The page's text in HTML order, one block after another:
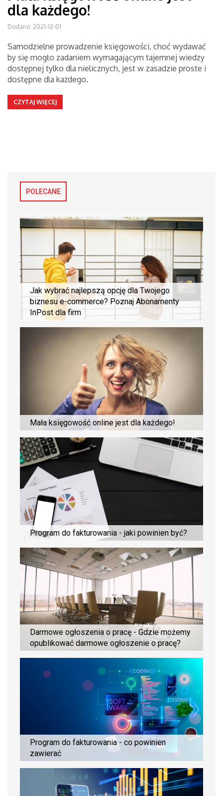
dla każdego!
Dodano: 2021-12-01
Samodzielne prowadzenie księgowości, choć wydawać
by się mogło zadaniem wymagającym tajemnej wiedzy
dostępnej tylko dla nielicznych, jest w zasadzie proste i
dostępne dla każdego.
CZYTAJ WIĘCEJ
POLECANE
Jak wybrać najlepszą opcję dla Twojego
biznesu e-commerce? Poznaj Abonamenty
InPost dla firm
Mała księgowość online jest dla każdego!
Program do fakturowania - jaki powinien być?
Darmowe ogłoszenia o pracę - Gdzie możemy
opublikować darmowe ogłoszenie o pracę?
Program do fakturowania - co powinien
zawierać